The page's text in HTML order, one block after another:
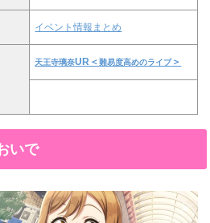
イベント情報まとめ
天王寺璃奈UR＜難易度高めのライブ＞
いで